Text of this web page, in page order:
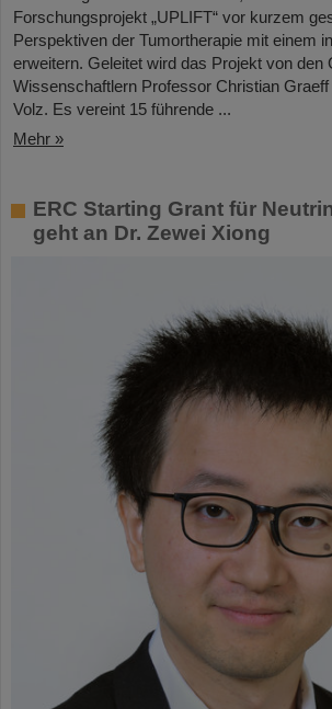
Forschungsprojekt „UPLIFT“ vor kurzem
Perspektiven der Tumortherapie mit einem
erweitern. Geleitet wird das Projekt von den
Wissenschaftlern Professor Christian Graeff
Volz. Es vereint 15 führende ...
Mehr »
ERC Starting Grant für
geht an Dr. Zewei Xiong